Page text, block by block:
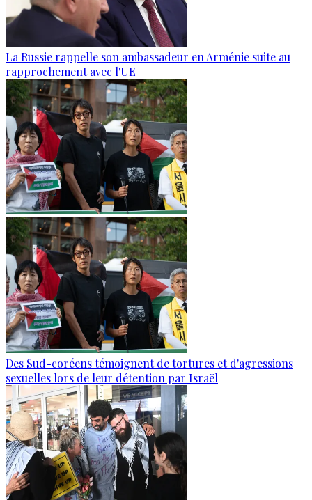
La Russie rappelle son ambassadeur en Arménie suite au
rapprochement avec l'UE
Des Sud-coréens témoignent de tortures et d'agressions
sexuelles lors de leur détention par Israël